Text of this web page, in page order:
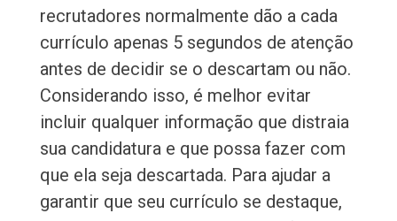
recrutadores normalmente dão a cada
currículo apenas 5 segundos de atenção
antes de decidir se o descartam ou não.
Considerando isso, é melhor evitar
incluir qualquer informação que distraia
sua candidatura e que possa fazer com
que ela seja descartada. Para ajudar a
garantir que seu currículo se destaque,